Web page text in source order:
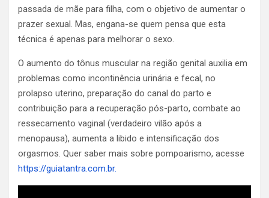
passada de mãe para filha, com o objetivo de aumentar o
prazer sexual. Mas, engana-se quem pensa que esta
técnica é apenas para melhorar o sexo.
O aumento do tônus ​​muscular na região genital auxilia em
problemas como incontinência urinária e fecal, no
prolapso uterino, preparação do canal do parto e
contribuição para a recuperação pós-parto, combate ao
ressecamento vaginal (verdadeiro vilão após a
menopausa), aumenta a libido e intensificação dos
orgasmos. Quer saber mais sobre pompoarismo, acesse
https://guiatantra.com.br.